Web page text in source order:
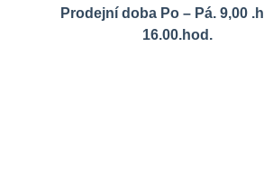
Prodejní doba Po – Pá. 9,00
16.00.hod.